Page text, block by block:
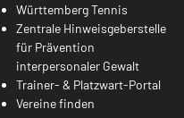
Württemberg Tennis
Zentrale Hinweisgeberstelle
für Prävention
interpersonaler Gewalt
Trainer- & Platzwart-Portal
Vereine finden